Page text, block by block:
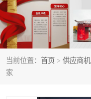
当前位置： 首页 > 供应商机
家
灯箱类
标识标牌类
展架